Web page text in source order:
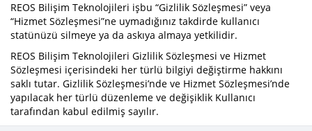
REOS Bilişim Teknolojileri işbu “Gizlilik Sözleşmesi” veya
“Hizmet Sözleşmesi”ne uymadığınız takdirde kullanıcı
statünüzü silmeye ya da askıya almaya yetkilidir.
REOS Bilişim Teknolojileri Gizlilik Sözleşmesi ve Hizmet
Sözleşmesi içerisindeki her türlü bilgiyi değiştirme hakkını
saklı tutar. Gizlilik Sözleşmesi’nde ve Hizmet Sözleşmesi’nde
yapılacak her türlü düzenleme ve değişiklik Kullanıcı
tarafından kabul edilmiş sayılır.